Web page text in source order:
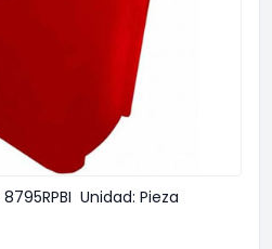
8795RPBI Unidad: Pieza